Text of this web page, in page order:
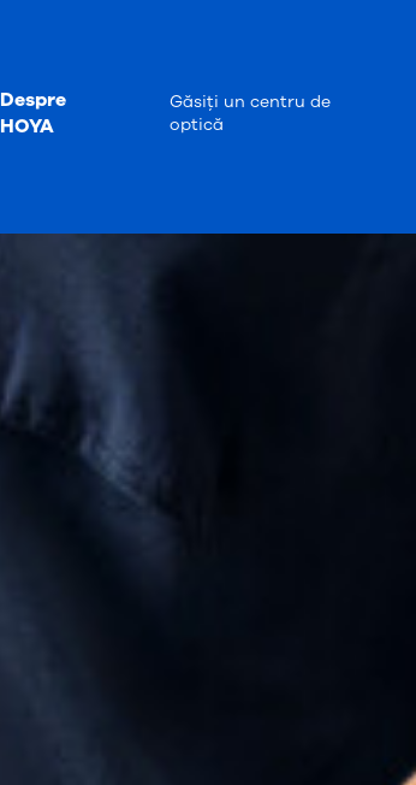
Despre
HOYA
Găsiți un centru de
optică